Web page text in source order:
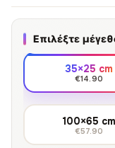
Επιλέξτε
35×25 cm
€14.90
100×65 cm
€57.90